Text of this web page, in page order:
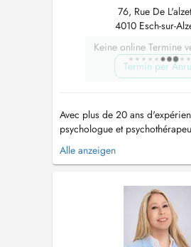
76, Rue De
4010 Esch-sur-
Keine online Termine
Termin per
Avec plus de 20 ans
psychologue et
j'accompagne les individus, les
familles pour surmonter les
conviction que chaque système
ressources pour trouver des
Alle anzeigen